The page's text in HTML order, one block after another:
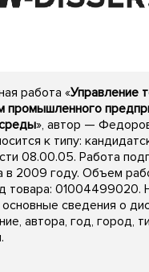
работа «Управление
промышленного
», автор —
к типу:
08.00.05. Работа
в 2009 году. Объем
товара: 01004499020.
сведения о
автора, год, город,